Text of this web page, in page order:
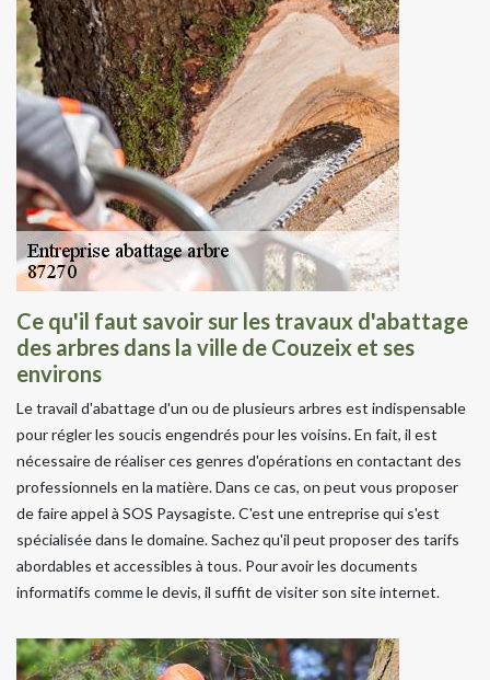
Ce qu'il faut savoir sur les travaux d'abattage
des arbres dans la ville de Couzeix et ses
environs
Le travail d'abattage d'un ou de plusieurs arbres est indispensable
pour régler les soucis engendrés pour les voisins. En fait, il est
nécessaire de réaliser ces genres d'opérations en contactant des
professionnels en la matière. Dans ce cas, on peut vous proposer
de faire appel à SOS Paysagiste. C'est une entreprise qui s'est
spécialisée dans le domaine. Sachez qu'il peut proposer des tarifs
abordables et accessibles à tous. Pour avoir les documents
informatifs comme le devis, il suffit de visiter son site internet.